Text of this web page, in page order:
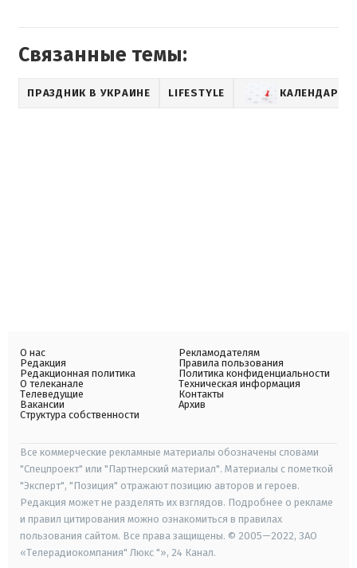
Связанные темы:
ПРАЗДНИК В УКРАИНЕ LIFESTYLE КАЛЕНДАРЬ
О нас
Редакция
Редакционная политика
О телеканале
Телеведущие
Вакансии
Структура собственности
Рекламодателям
Правила пользования
Политика конфиденциальности
Техническая информация
Контакты
Архив
Все коммерческие рекламные материалы обозначены словами
"Спецпроект" или "Партнерский материал". Материалы с пометкой
"Эксперт", "Позиция" отражают позицию авторов и героев.
Редакция может не разделять их взглядов. Подробнее о рекламе
и правил цитирования можно ознакомиться в правилах
пользования сайтом. Все права защищены. © 2005—2022, ЗАО
«Телерадиокомпания" Люкс "», 24 Канал.